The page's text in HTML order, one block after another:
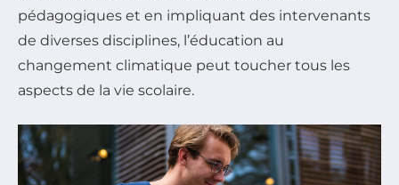
pédagogiques et en impliquant des intervenants
de diverses disciplines, l’éducation au
changement climatique peut toucher tous les
aspects de la vie scolaire.